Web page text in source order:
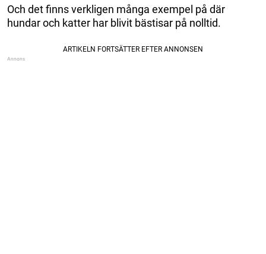
Och det finns verkligen många exempel på där
hundar och katter har blivit bästisar på nolltid.